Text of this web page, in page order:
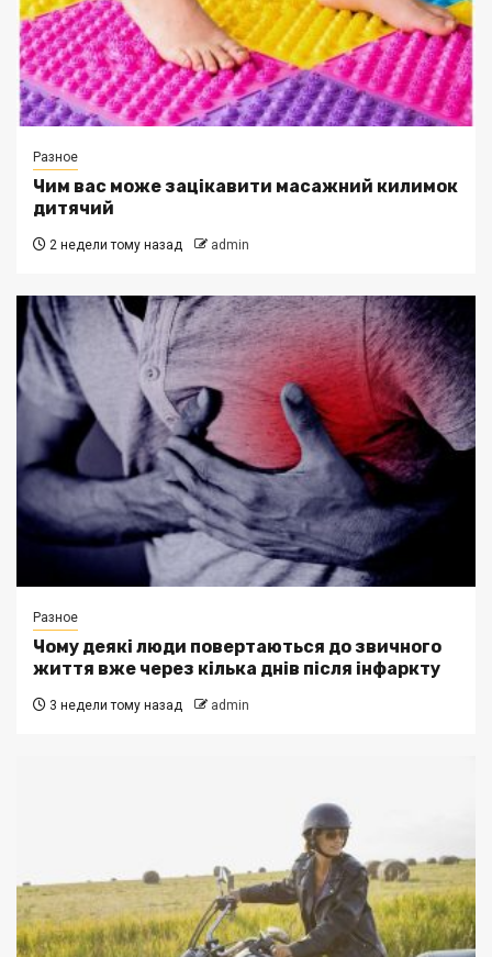
Разное
Чим вас може зацікавити масажний килимок
дитячий
2 недели тому назад admin
Разное
Чому деякі люди повертаються до звичного
життя вже через кілька днів після інфаркту
3 недели тому назад admin